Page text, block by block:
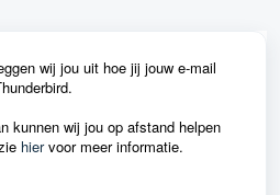
wij jou uit hoe jij jouw e-mail
kunnen wij jou op afstand helpen
hiervoor meer informatie.